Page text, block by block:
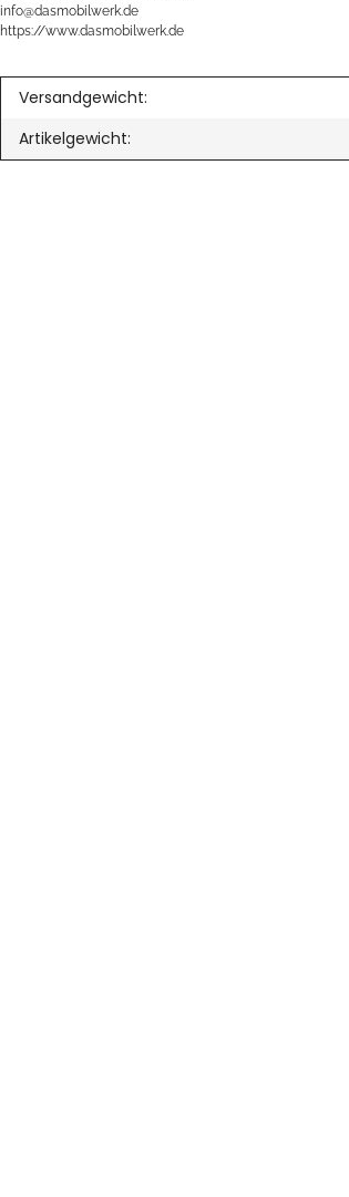
info@dasmobilwerk.de
https://www.dasmobilwerk.de
Versandgewicht:
Artikelgewicht: